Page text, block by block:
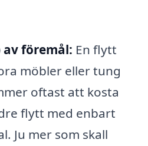
föremål: En flytt
möbler eller tung
oftast att kosta
flytt med enbart
Ju mer som skall